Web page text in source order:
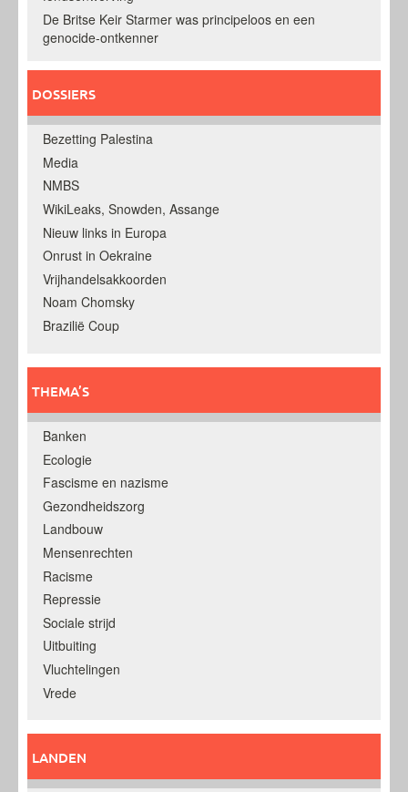
De Britse Keir Starmer was principeloos en een
genocide-ontkenner
DOSSIERS
Bezetting Palestina
Media
NMBS
WikiLeaks, Snowden, Assange
Nieuw links in Europa
Onrust in Oekraine
Vrijhandelsakkoorden
Noam Chomsky
Brazilië Coup
THEMA’S
Banken
Ecologie
Fascisme en nazisme
Gezondheidszorg
Landbouw
Mensenrechten
Racisme
Repressie
Sociale strijd
Uitbuiting
Vluchtelingen
Vrede
LANDEN